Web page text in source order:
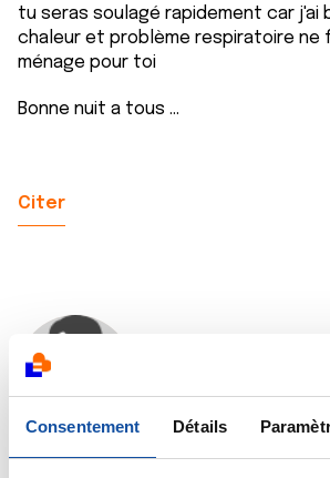
Consentement Détails
tu seras soulagé rapidement car j'ai
chaleur et problème respiratoire ne
ménage pour toi
Bonne nuit a tous ...
Citer